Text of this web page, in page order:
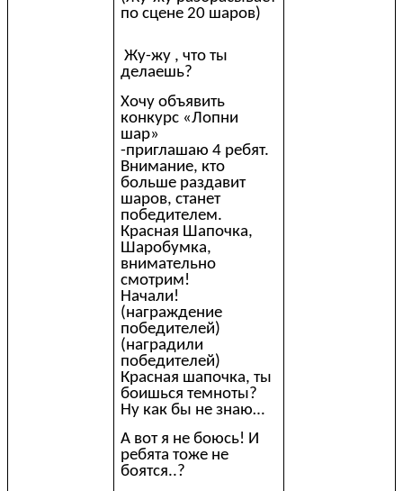
по сцене 20 шаров)
Жу-жу , что ты
делаешь?
Хочу объявить
конкурс «Лопни
шар»
-приглашаю 4 ребят.
Внимание, кто
больше раздавит
шаров, станет
победителем.
Красная Шапочка,
Шаробумка,
внимательно
смотрим!
Начали!
(награждение
победителей)
(наградили
победителей)
Красная шапочка, ты
боишься темноты?
Ну как бы не знаю…
А вот я не боюсь! И
ребята тоже не
боятся..?